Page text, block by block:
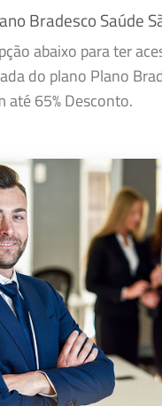
Bradesco Saúde
abaixo para ter
do plano Plano
até 65% Desconto.